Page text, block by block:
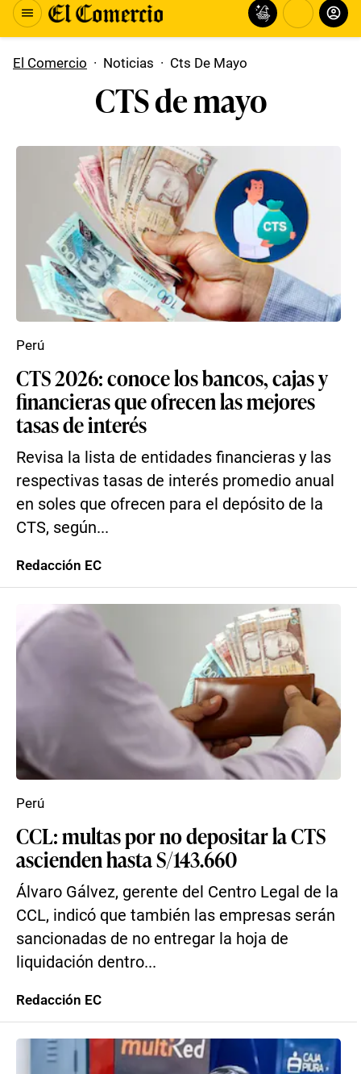
El Comercio · Noticias · Cts De Mayo
CTS de mayo
CTS 2026: conoce los bancos, cajas y
financieras que ofrecen las mejores
tasas de interés
Revisa la lista de entidades financieras y las
respectivas tasas de interés promedio anual
en soles que ofrecen para el depósito de la
CTS, según...
Perú
Redacción EC
CCL: multas por no depositar la CTS
ascienden hasta S/143.660
Álvaro Gálvez, gerente del Centro Legal de la
CCL, indicó que también las empresas serán
sancionadas de no entregar la hoja de
liquidación dentro...
Perú
Redacción EC